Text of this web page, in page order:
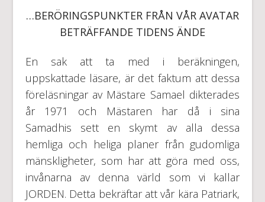
…BERÖRINGSPUNKTER FRÅN VÅR AVATAR
BETRÄFFANDE TIDENS ÄNDE
En sak att ta med i beräkningen,
uppskattade läsare, är det faktum att dessa
föreläsningar av Mästare Samael dikterades
år 1971 och Mästaren har då i sina
Samadhis sett en skymt av alla dessa
hemliga och heliga planer från gudomliga
mänskligheter, som har att göra med oss,
invånarna av denna värld som vi kallar
JORDEN. Detta bekräftar att vår kära Patriark,